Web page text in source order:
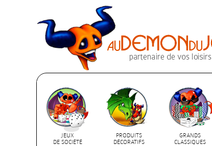
JEUX
DE SOCIÉTÉ
PRODUITS
DÉCORATIFS
GRANDS
CLASSIQUES